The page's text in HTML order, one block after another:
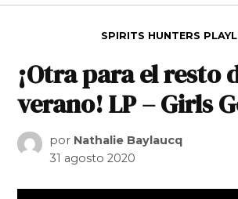
SPIRITS HUNTERS
¡Otra para el resto
verano! LP – Girls
por Nathalie Baylaucq
31 agosto 2020